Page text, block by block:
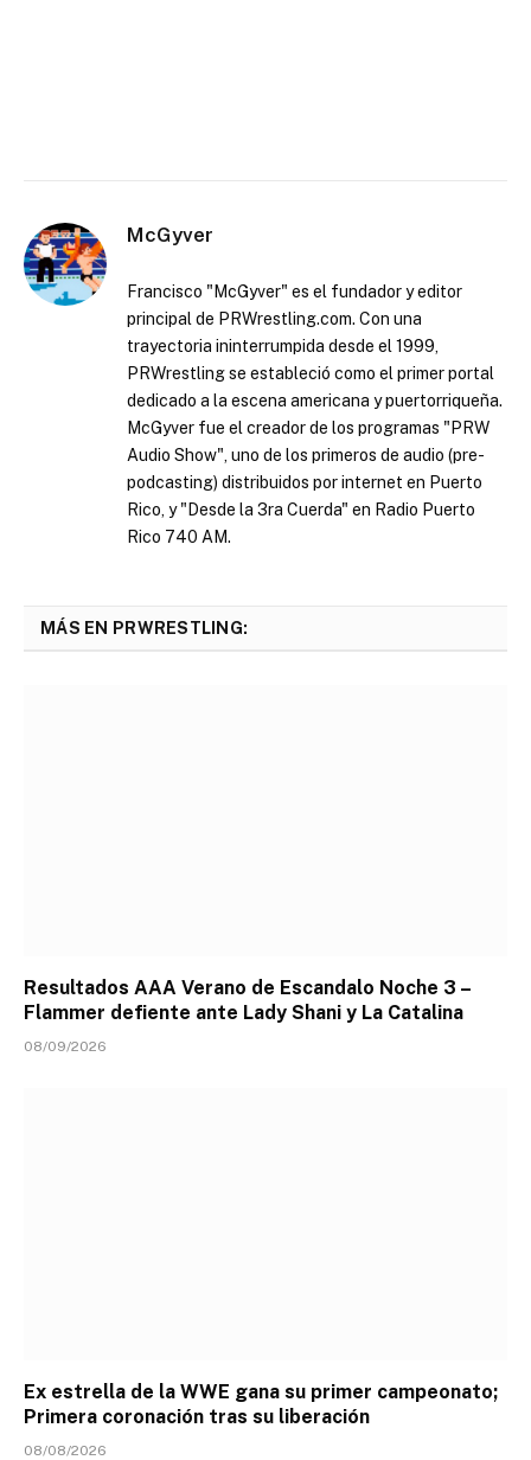
McGyver
Francisco "McGyver" es el fundador y editor
principal de PRWrestling.com. Con una
trayectoria ininterrumpida desde el 1999,
PRWrestling se estableció como el primer portal
dedicado a la escena americana y puertorriqueña.
McGyver fue el creador de los programas "PRW
Audio Show", uno de los primeros de audio (pre-
podcasting) distribuidos por internet en Puerto
Rico, y "Desde la 3ra Cuerda" en Radio Puerto
Rico 740 AM.
MÁS EN PRWRESTLING:
Resultados AAA Verano de Escandalo Noche 3 –
Flammer defiente ante Lady Shani y La Catalina
08/09/2026
Ex estrella de la WWE gana su primer campeonato;
Primera coronación tras su liberación
08/08/2026